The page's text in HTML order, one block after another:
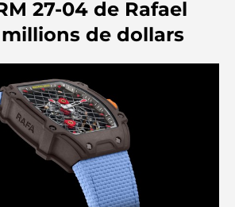
contre Palm Jumeirah : une
claire pour les acheteurs immobiliers
Island Dubai : votre guide ultime
27-04 de Rafael
millions de dollars